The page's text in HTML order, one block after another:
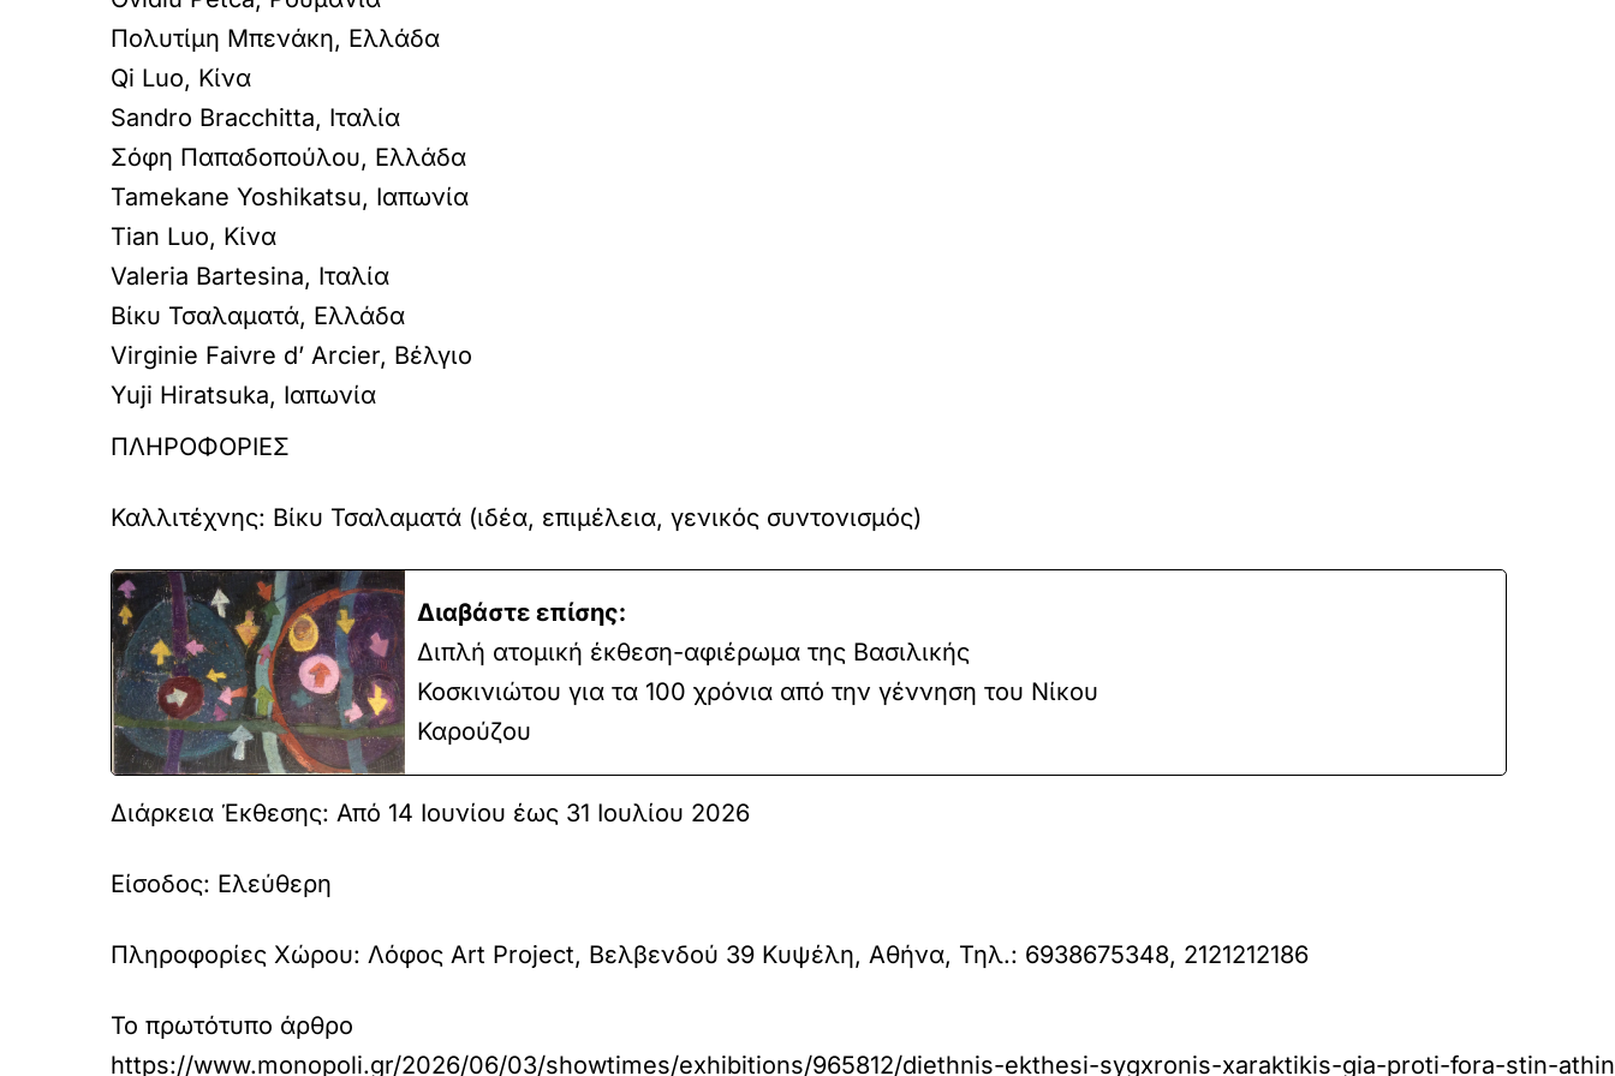
Πολυτίμη Μπενάκη, Ελλάδα
Qi Luo, Κίνα
Sandro Bracchitta, Ιταλία
Σόφη Παπαδοπούλου, Ελλάδα
Tamekane Yoshikatsu, Ιαπωνία
Tian Luo, Κίνα
Valeria Bartesina, Ιταλία
Βίκυ Τσαλαματά, Ελλάδα
Virginie Faivre d’ Arcier, Βέλγιο
Yuji Hiratsuka, Ιαπωνία
ΠΛΗΡΟΦΟΡΙΕΣ
Καλλιτέχνης: Βίκυ Τσαλαματά (ιδέα, επιμέλεια, γενικός συντονισμός)
Διαβάστε επίσης:
Διπλή ατομική έκθεση-αφιέρωμα της Βασιλικής
Κοσκινιώτου για τα 100 χρόνια από την γέννηση του Νίκου
Καρούζου
Διάρκεια Έκθεσης: Από 14 Ιουνίου έως 31 Ιουλίου 2026
Είσοδος: Ελεύθερη
Πληροφορίες Χώρου: Λόφος Art Project, Βελβενδού 39 Κυψέλη, Αθήνα, Τηλ.: 6938675348, 2121212186
Το πρωτότυπο άρθρο
https://www.monopoli.gr/2026/06/03/showtimes/exhibitions/965812/diethnis-ekthesi-sygxronis-xaraktikis-gia-proti-fora-stin-